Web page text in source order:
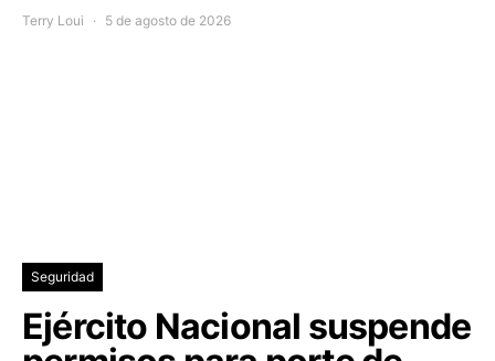
Terry Loui 5 de agosto de 2026
Seguridad
Ejército Nacional suspende